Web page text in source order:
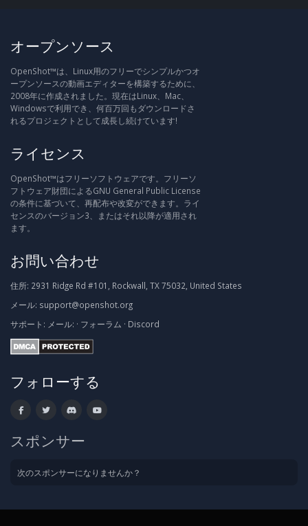
オープンソース
OpenShot™は、Linux用のフリーでシンプルかつオ
ープンソースの動画エディターを構築するために、
2008年に作成されました。現在はLinux、Mac、
Windowsで利用でき、何百万回もダウンロードさ
れるプロジェクトとして成長し続けています!
ライセンス
OpenShot™はフリーソフトウェアです。フリーソ
フトウェア財団によるGNU General Public License
の条件に基づいて、再配布や改変ができます。ライ
センスのバージョン3、またはそれ以降が適用され
ます。
お問い合わせ
住所: 2931 Ridge Rd #101, Rockwall, TX 75032, United States
メール: support@openshot.org
サポート: メール: · フォーラム · Discord
フォローする
スポンサー
次のスポンサーになりませんか？